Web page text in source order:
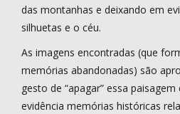
das montanhas e deixando em
silhuetas e o céu.
As imagens encontradas (que
memórias abandonadas) são
gesto de “apagar” essa
evidência memórias históricas